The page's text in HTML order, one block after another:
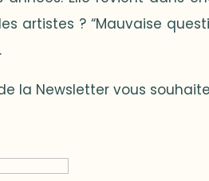
artistes ? “Mauvaise
la Newsletter vous souhaite